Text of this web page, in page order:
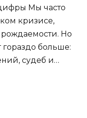
Мы часто
кризисе,
Но
больше:
судеб и…